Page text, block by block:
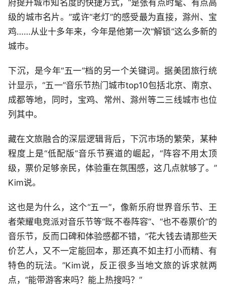
府提升城市知名度的快捷方式，“是张有点时髦、有点高
级的城市名片。”或许“老灯”的感受最为直接，滁州、宝
鸡……从业十多年来，今年是他第一次“解锁”这么多新的
城市。
下沉，是今年“五一”档的另一个关键词。据美团旅行统
计显示，“五一”音乐节热门城市top10包括北京、南京、
成都等地，同时，宝鸡、常州、滁州等二三线城市也位
列其中。
藏在文旅融合的深层逻辑背后，下沉市场的繁荣，某种
程度上是“低配版”音乐节赛道的崛起，“阵容不用太顶
级，票价足够亲民，体验重在氛围感，这几点就够了。”
Kim说。
这也是为什么，这个“五一”，像新乐府世界音乐节、王
者荣耀电竞派对音乐节等“既不卷阵容”、“也不卷票价”的
音乐节，反而口碑和体验感都不错，“花大钱去请那些天
价艺人，又不一定能回本，那还真不如主打小而精、有
特色的玩法。”Kim说，反正很多当地文旅的诉求就两
点，“能带游客来吗？能上热搜吗？”